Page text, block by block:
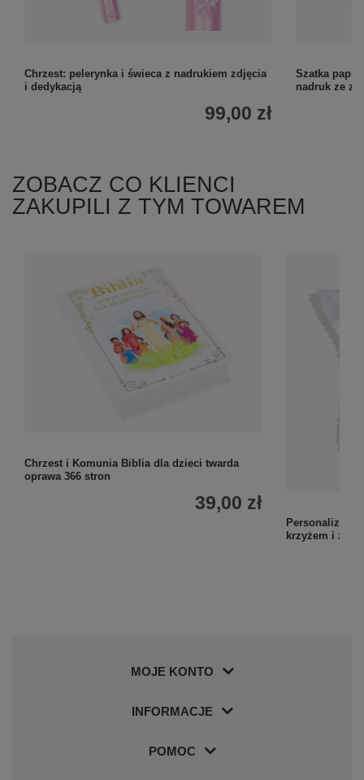
Chrzest: pelerynka i świeca z nadrukiem zdjęcia
i dedykacją
99,00 zł
Szatka
nadruk ze
ZOBACZ CO KLIENCI
ZAKUPILI Z TYM TOWAREM
Chrzest i Komunia Biblia dla dzieci twarda
oprawa 366 stron
39,00 zł
krzyżem i
MOJE KONTO
INFORMACJE
POMOC